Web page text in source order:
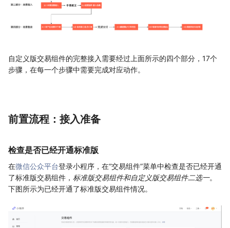
自定义版交易组件的完整接入需要经过上面所示的四个部分，17个
步骤，在每一个步骤中需要完成对应动作。
前置流程：接入准备
检查是否已经开通标准版
在微信公众平台登录小程序，在“交易组件”菜单中检查是否已经开通
了标准版交易组件， 标准版交易组件和自定义版交易组件二选一。
下图所示为已经开通了标准版交易组件情况。